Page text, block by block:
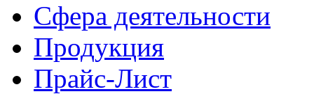
Сфера деятельности
Продукция
Прайс-Лист